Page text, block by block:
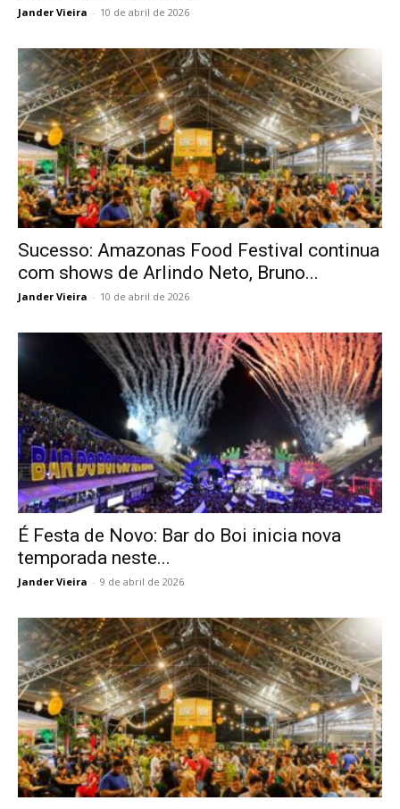
Jander Vieira - 10 de abril de 2026
Sucesso: Amazonas Food Festival continua
com shows de Arlindo Neto, Bruno...
Jander Vieira - 10 de abril de 2026
É Festa de Novo: Bar do Boi inicia nova
temporada neste...
Jander Vieira - 9 de abril de 2026